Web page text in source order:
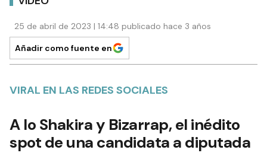
25 de abril de 2023 | 14:48 publicado hace 3 años
Añadir como fuente en
VIRAL EN LAS REDES SOCIALES
A lo Shakira y Bizarrap, el inédito
spot de una candidata a diputada